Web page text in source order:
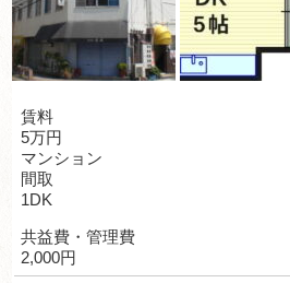
賃料
5万円
マンション
間取
1DK
共益費・管理費
2,000円